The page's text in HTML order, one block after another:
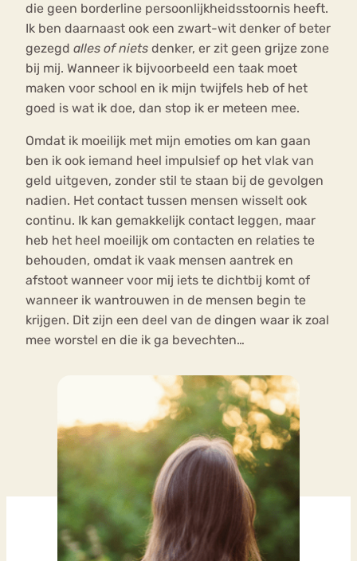
die geen borderline persoonlijkheidsstoornis heeft.
Ik ben daarnaast ook een zwart-wit denker of beter
gezegd alles of niets denker, er zit geen grijze zone
bij mij. Wanneer ik bijvoorbeeld een taak moet
maken voor school en ik mijn twijfels heb of het
goed is wat ik doe, dan stop ik er meteen mee.
Omdat ik moeilijk met mijn emoties om kan gaan
ben ik ook iemand heel impulsief op het vlak van
geld uitgeven, zonder stil te staan bij de gevolgen
nadien. Het contact tussen mensen wisselt ook
continu. Ik kan gemakkelijk contact leggen, maar
heb het heel moeilijk om contacten en relaties te
behouden, omdat ik vaak mensen aantrek en
afstoot wanneer voor mij iets te dichtbij komt of
wanneer ik wantrouwen in de mensen begin te
krijgen. Dit zijn een deel van de dingen waar ik zoal
mee worstel en die ik ga bevechten…